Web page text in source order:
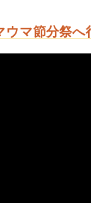
マ節分祭へ